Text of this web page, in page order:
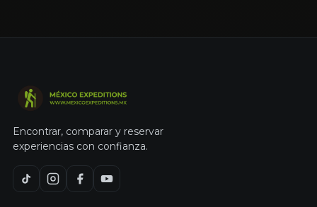
Encontrar, comparar y reservar
experiencias con confianza.